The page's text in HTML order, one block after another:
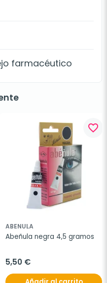
farmacéutico
favorite_border
ABENULA
Abeñula negra 4,5 gramos
5,50 €